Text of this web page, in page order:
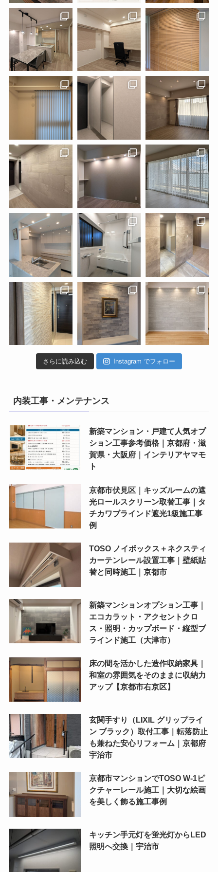
さらに読み込む Instagram でフォロー
内装工事・メンテナンス
新築マンション・戸建て人気オプ
ション工事参考価格｜京都府・滋
賀県・大阪府｜インテリアヤマモ
ト
京都市伏見区｜キッズルームの遮
光ロールスクリーン取替工事｜タ
チカワブラインド遮光1級施工事
例
TOSO ノイボックス＋ネクスティ
カーテンレール設置工事｜壁紙貼
替と同時施工｜京都市
新築マンションオプション工事｜
エコカラット・アクセントクロ
ス・照明・カップボード・縦型ブ
ラインド施工（大津市）
床の間を活かした造作収納家具｜
和室の雰囲気をそのままに収納力
アップ【京都市右京区】
玄関手すり（LIXIL グリップライ
ン ブラック）取付工事｜転落防止
も兼ねた安心リフォーム｜京都府
宇治市
京都市マンションでTOSO W-1ピ
クチャーレール施工｜大切な絵画
を美しく飾る施工事例
キッチン手元灯を蛍光灯からLED
照明へ交換｜宇治市